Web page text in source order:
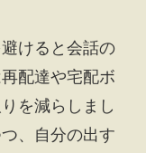
けると会話の
配達や宅配ボ
を減らしまし
、自分の出す